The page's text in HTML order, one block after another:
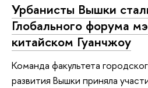
Урбанисты Вышки
Глобального форума
китайском Гуанчжоу
Команда факультета
развития Вышки приняла